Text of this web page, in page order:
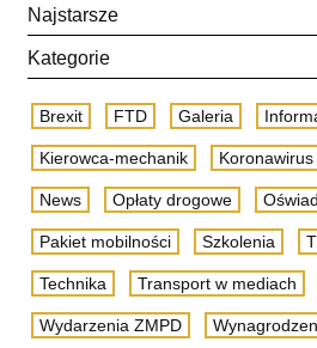
Najstarsze
Kategorie
Brexit FTD Galeria
Kierowca-mechanik Koronawirus
News Opłaty drogowe
Pakiet mobilności Szkolenia
Technika Transport w mediach
Wydarzenia ZMPD